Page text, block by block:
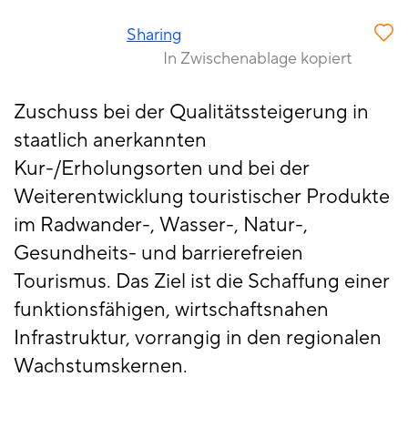
Sharing
In Zwischenablage kopiert
Zuschuss bei der Qualitätssteigerung in
staatlich anerkannten
Kur-/Erholungsorten und bei der
Weiterentwicklung touristischer Produkte
im Radwander-, Wasser-, Natur-,
Gesundheits- und barrierefreien
Tourismus. Das Ziel ist die Schaffung einer
funktionsfähigen, wirtschaftsnahen
Infrastruktur, vorrangig in den regionalen
Wachstumskernen.